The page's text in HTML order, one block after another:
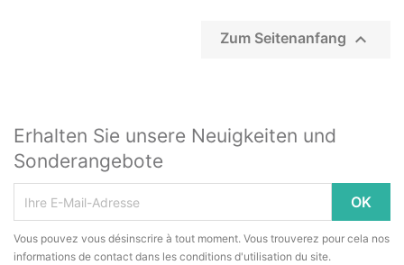
Zum Seitenanfang 
Erhalten Sie unsere Neuigkeiten und
Sonderangebote
Vous pouvez vous désinscrire à tout moment. Vous trouverez pour cela nos
informations de contact dans les conditions d'utilisation du site.